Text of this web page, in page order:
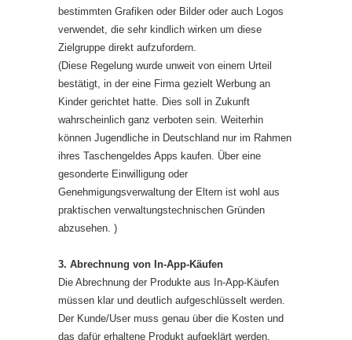
bestimmten Grafiken oder Bilder oder auch Logos
verwendet, die sehr kindlich wirken um diese
Zielgruppe direkt aufzufordern.
(Diese Regelung wurde unweit von einem Urteil
bestätigt, in der eine Firma gezielt Werbung an
Kinder gerichtet hatte. Dies soll in Zukunft
wahrscheinlich ganz verboten sein. Weiterhin
können Jugendliche in Deutschland nur im Rahmen
ihres Taschengeldes Apps kaufen. Über eine
gesonderte Einwilligung oder
Genehmigungsverwaltung der Eltern ist wohl aus
praktischen verwaltungstechnischen Gründen
abzusehen. )
3. Abrechnung von In-App-Käufen
Die Abrechnung der Produkte aus In-App-Käufen
müssen klar und deutlich aufgeschlüsselt werden.
Der Kunde/User muss genau über die Kosten und
das dafür erhaltene Produkt aufgeklärt werden.